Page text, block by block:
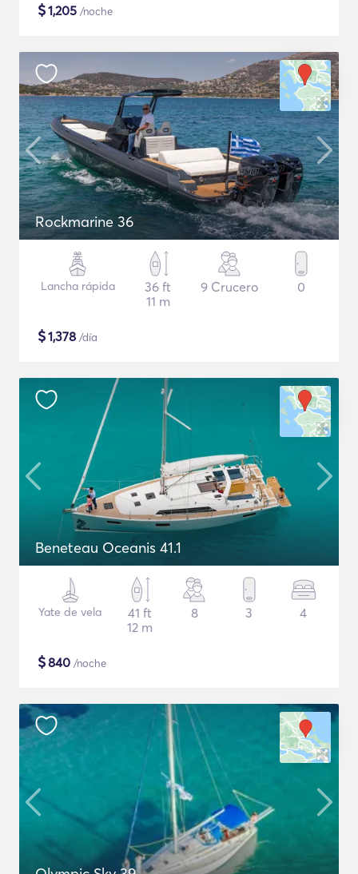
$1,205 /noche
Rockmarine 36
Lancha rápida
36 ft
11 m
9 Crucero 0
$1,378 /día
Beneteau Oceanis 41.1
Yate de vela
41 ft
12 m
8 3 4
$840 /noche